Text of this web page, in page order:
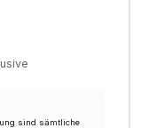
sind sämtliche